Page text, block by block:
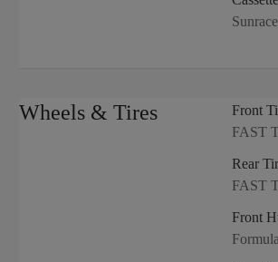
Wheels & Tires
Front
FAST
Rear
FAST
Front